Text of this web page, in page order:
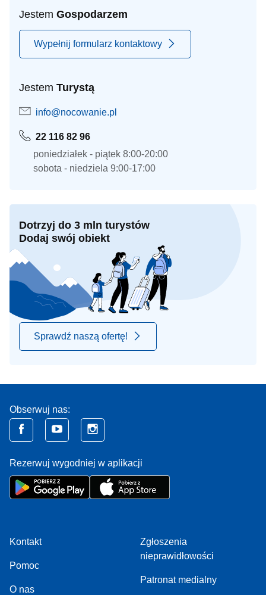
Jestem Gospodarzem
Wypełnij formularz kontaktowy
Jestem Turystą
info@nocowanie.pl
22 116 82 96
poniedziałek - piątek 8:00-20:00
sobota - niedziela 9:00-17:00
Dotrzyj do 3 mln turystów
Dodaj swój obiekt
Sprawdź naszą ofertę!
Obserwuj nas:
Rezerwuj wygodniej w aplikacji
Kontakt
Pomoc
O nas
Zgłoszenia
nieprawidłowości
Patronat medialny